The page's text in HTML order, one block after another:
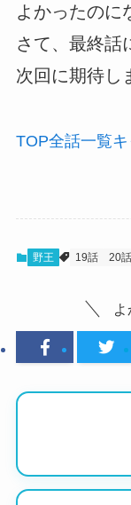
よかったのに
さて、最終話
次回に期待し
TOP全話一覧
野王 19話 20話